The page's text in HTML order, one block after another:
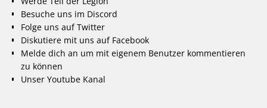
Besuche uns im Discord
Folge uns auf Twitter
Diskutiere mit uns auf Facebook
Melde dich an um mit eigenem Benutzer kommentieren
zu können
Unser Youtube Kanal